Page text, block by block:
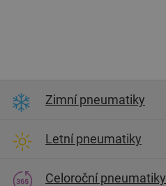
Zimní pneumatiky
Letní pneumatiky
Celoroční pneumatiky